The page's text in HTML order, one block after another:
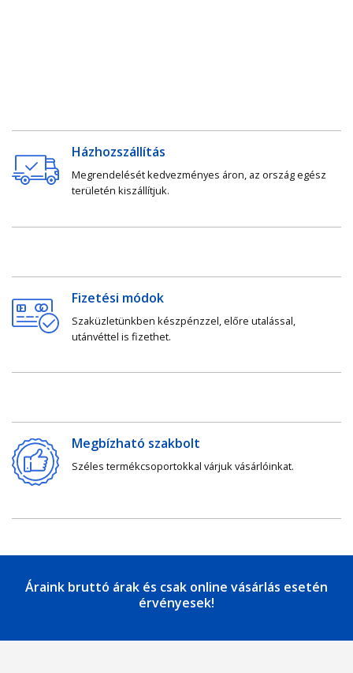
Házhozszállítás
Megrendelését kedvezményes áron, az ország egész
területén kiszállítjuk.
Fizetési módok
Szaküzletünkben készpénzzel, előre utalással,
utánvéttel is fizethet.
Megbízható szakbolt
Széles termékcsoportokkal várjuk vásárlóinkat.
Áraink bruttó árak és csak online vásárlás esetén
érvényesek!